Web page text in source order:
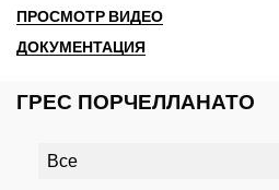
ПРОСМОТР ВИДЕО
ДОКУМЕНТАЦИЯ
ГРЕС ПОРЧЕЛЛАНАТО